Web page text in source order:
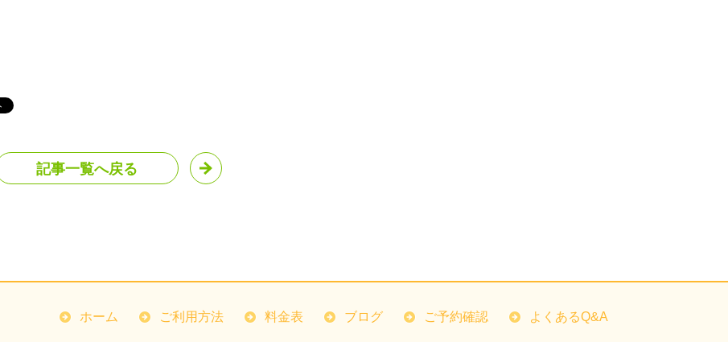
記事一覧へ戻る
ホーム ご利用方法 料金表 ブログ ご予約確認 よくあるQ&A